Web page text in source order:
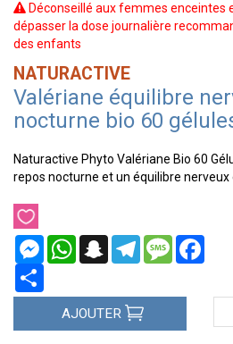
Déconseillé aux femmes enceintes
dépasser la dose journalière
des enfants
NATURACTIVE
Valériane équilibre
nocturne bio 60
Naturactive Phyto Valériane Bio 60
repos nocturne et un équilibre nerveux
MessengerWhatsAppSnapchatTelegramMessage
AJOUTER